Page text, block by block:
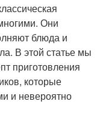
Они
блюда и
В этой статье мы
приготовления
которые
и невероятно